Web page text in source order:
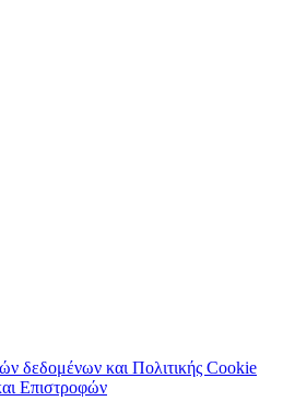
δεδομένων και Πολιτικής Cookie
Επιστροφών